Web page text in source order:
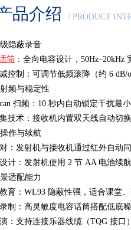
品介绍 / PRODUCT
隐蔽录音
筒 ：全向电容设计，
控制：可调节低频滚降（约 6 dB/
频与稳定性
扫频：10 秒内自动锁定干扰最
技术：接收机内置双天线自动切
作与续航
：发射机与接收机通过红外自动
计：发射机使用 2 节 AA 电池续
适配能力
育：WL93 隐蔽性强，适合课堂
制：高灵敏度电容话筒搭配低底
：支持连接乐器线缆（TQG 接口